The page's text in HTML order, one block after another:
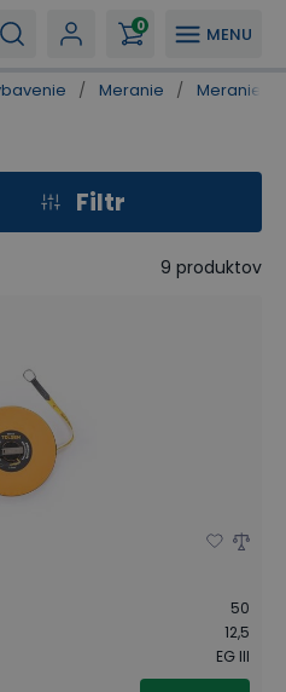
MENU
0
/ Meranie / Meranie
Filtr
9 produktov
50
12,5
EG III